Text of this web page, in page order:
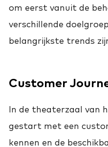
om eerst vanuit de
verschillende
belangrijkste trends
Customer
In de theaterzaal van
gestart met een
kennen en de